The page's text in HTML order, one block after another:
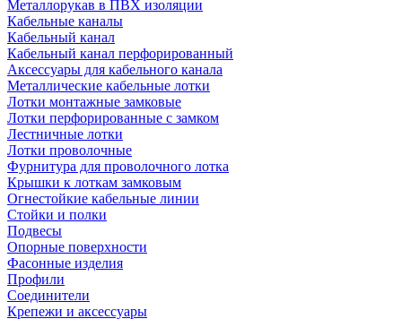
Металлорукав в ПВХ изоляции
Кабельные каналы
Кабельный канал
Кабельный канал перфорированный
Аксессуары для кабельного канала
Металлические кабельные лотки
Лотки монтажные замковые
Лотки перфорированные с замком
Лестничные лотки
Лотки проволочные
Фурнитура для проволочного лотка
Крышки к лоткам замковым
Огнестойкие кабельные линии
Стойки и полки
Подвесы
Опорные поверхности
Фасонные изделия
Профили
Соединители
Крепежи и аксессуары